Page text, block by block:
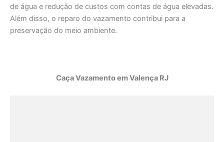
de água e redução de custos com contas de água elevadas.
Além disso, o reparo do vazamento contribui para a
preservação do meio ambiente.
Caça Vazamento em Valença RJ